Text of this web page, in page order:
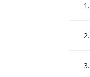
1.
2.
3.